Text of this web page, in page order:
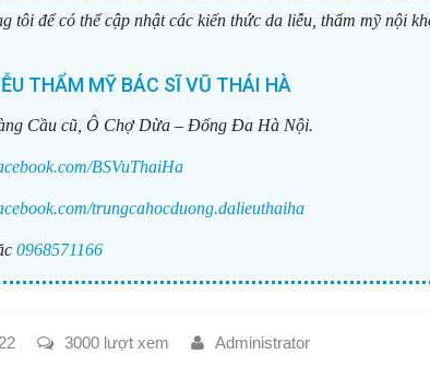
tôi để có thể cập nhật các kiến thức da liễu, thẩm mỹ nội
THẨM MỸ BÁC SĨ VŨ THÁI HÀ
Cầu cũ, Ô Chợ Dừa – Đống Đa Hà Nội.
BSVuThaiHa
trungcahocduong.dalieuthaiha
0968571166
3000 lượt xem Administrator